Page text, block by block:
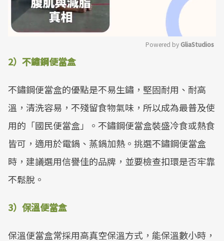
Powered by GliaStudios
2）不鏽鋼便當盒
不鏽鋼便當盒的優點是不易生鏽，堅固耐用、耐高
溫，清洗容易，不殘留食物氣味，所以成為最普及使
用的「國民便當盒」。不鏽鋼便當盒裝盛冷食或熱食
皆可，適用於電鍋、蒸鍋加熱。挑選不鏽鋼便當盒
時，建議選用信譽佳的品牌，並要檢查扣環是否牢靠
不鬆脫。
3）保溫便當盒
保溫便當盒常採用高真空保溫方式，能保溫數小時，